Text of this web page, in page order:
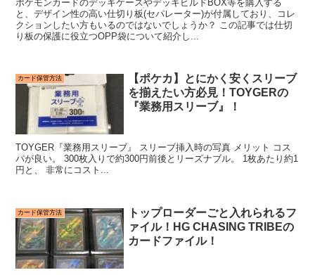
ポケモンカードのデッキケースやデッキビルドBOX等を購入する
と、デザイン性の高い仕切り板(セパレーター)が付属しており、コレ
クションしたい方もいるのではないでしょうか？ この記事では仕切
り板の保護に役立つOPP袋について紹介し...
カード保管方法
【ポケカ】とにかく安くスリーブ
を揃えたい方必見！TOYGERの
『業務用スリーブ』！
TOYGER『業務用スリーブ』 スリーブ挿入時の写真 メリット コス
パが良い。 300枚入りで約300円前後とリーズナブル。 1枚あたり約1
円と、 非常にコスト...
カード保管方法
トップローダーごと入れられるフ
ァイル！HG CHASING TRIBEの
カードファイル！